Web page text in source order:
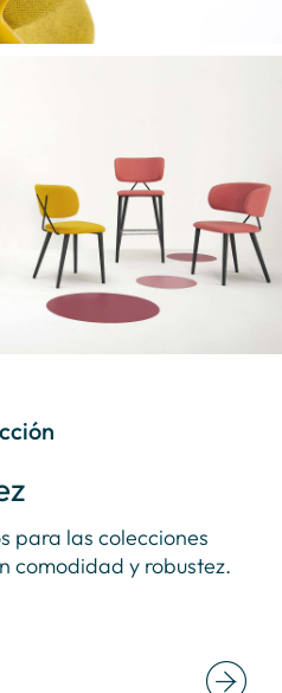
para las colecciones
comodidad y robustez.